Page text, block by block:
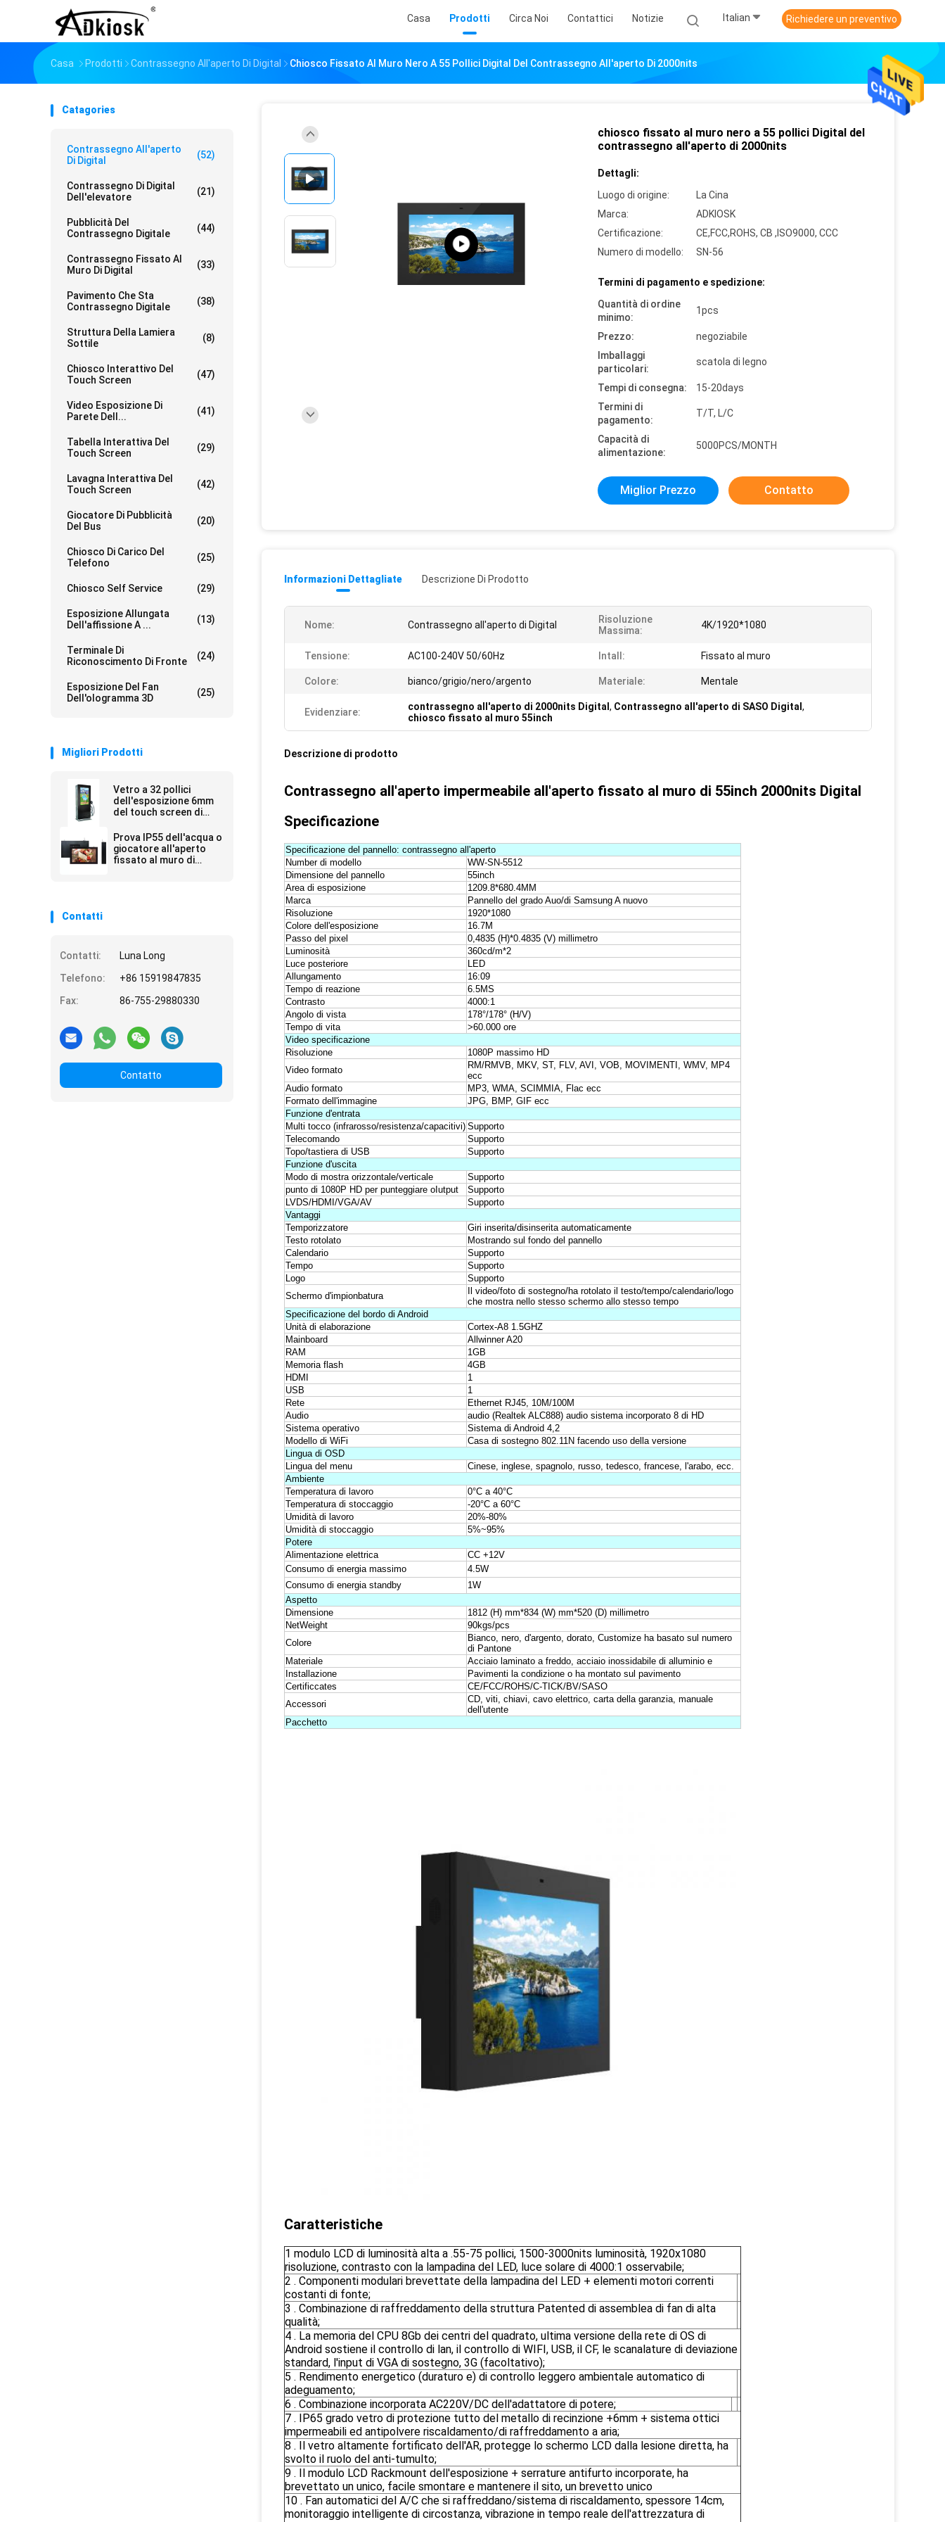
Casa Prodotti Circa Noi Contattici Notizie Italian Richiedere un preventivo
Casa Prodotti Contrassegno All'aperto Di Digital Chiosco Fissato Al Muro Nero A 55 Pollici Digital Del Contrassegno All'aperto Di 2000nits
Catagories
Contrassegno All'aperto
Di Digital
(52)
Contrassegno Di Digital
Dell'elevatore
(21)
Pubblicità Del
Contrassegno Digitale
(44)
Contrassegno Fissato Al
Muro Di Digital
(33)
Pavimento Che Sta
Contrassegno Digitale
(38)
Struttura Della Lamiera
Sottile
(8)
Chiosco Interattivo Del
Touch Screen
(47)
Video Esposizione Di
Parete Dell...
(41)
Tabella Interattiva Del
Touch Screen
(29)
Lavagna Interattiva Del
Touch Screen
(42)
Giocatore Di Pubblicità
Del Bus
(20)
Chiosco Di Carico Del
Telefono
(25)
Chiosco Self Service (29)
Esposizione Allungata
Dell'affissione A ...
(13)
Terminale Di
Riconoscimento Di Fronte
(24)
Esposizione Del Fan
Dell'ologramma 3D
(25)
Migliori Prodotti
Vetro a 32 pollici
dell'esposizione 6mm
del touch screen di
all'aperto di Digital di
potere retroilluminato
Prova IP55 dell'acqua o
giocatore all'aperto
fissato al muro di
Contatti
Contatti:
Luna Long
Telefono:
+86 15919847835
Fax:
86-755-29880330
Contatto
chiosco fissato al muro nero a 55 pollici Digital del
contrassegno all'aperto di 2000nits
Dettagli:
Luogo di origine:
La Cina
Marca:
ADKIOSK
Certificazione:
CE,FCC,ROHS, CB ,ISO9000, CCC
Numero di modello:
SN-56
Termini di pagamento e spedizione:
Quantità di ordine
minimo:
1pcs
Prezzo:
negoziabile
Imballaggi
particolari:
scatola di legno
Tempi di consegna:
15-20days
Termini di
pagamento:
T/T, L/C
Capacità di
alimentazione:
5000PCS/MONTH
Miglior Prezzo Contatto
Informazioni Dettagliate Descrizione Di Prodotto
Nome: Contrassegno all'aperto di Digital
Risoluzione
Massima:
4K/1920*1080
Tensione: AC100-240V 50/60Hz Intall: Fissato al muro
Colore: bianco/grigio/nero/argento Materiale: Mentale
Evidenziare: contrassegno all'aperto di 2000nits Digital , Contrassegno all'aperto di SASO Digital ,
chiosco fissato al muro 55inch
Descrizione di prodotto
Contrassegno all'aperto impermeabile all'aperto fissato al muro di 55inch 2000nits Digital
Specificazione
Specificazione del pannello: contrassegno all'aperto
Number di modello
WW-SN-5512
Dimensione del pannello
55inch
Area di esposizione
1209.8*680.4MM
Marca
Pannello del grado Auo/di Samsung A nuovo
Risoluzione
1920*1080
Colore dell'esposizione
16.7M
Passo del pixel
0,4835 (H)*0.4835 (V) millimetro
Luminosità
360cd/m*2
Luce posteriore
LED
Allungamento
16:09
Tempo di reazione
6.5MS
Contrasto
4000:1
Angolo di vista
178°/178° (H/V)
Tempo di vita
>60.000 ore
Video specificazione
Risoluzione
1080P massimo HD
Video formato
RM/RMVB, MKV, ST, FLV, AVI, VOB, MOVIMENTI, WMV, MP4
ecc
Audio formato
MP3, WMA, SCIMMIA, Flac ecc
Formato dell'immagine
JPG, BMP, GIF ecc
Funzione d'entrata
Multi tocco (infrarosso/resistenza/capacitivi) Supporto
Telecomando
Supporto
Topo/tastiera di USB
Supporto
Funzione d'uscita
Modo di mostra orizzontale/verticale
Supporto
punto di 1080P HD per punteggiare oIutput
Supporto
LVDS/HDMI/VGA/AV
Supporto
Vantaggi
Temporizzatore
Giri inserita/disinserita automaticamente
Testo rotolato
Mostrando sul fondo del pannello
Calendario
Supporto
Tempo
Supporto
Logo
Supporto
Schermo d'impionbatura
Il video/foto di sostegno/ha rotolato il testo/tempo/calendario/logo
che mostra nello stesso schermo allo stesso tempo
Specificazione del bordo di Android
Unità di elaborazione
Cortex-A8 1.5GHZ
Mainboard
Allwinner A20
RAM
1GB
Memoria flash
4GB
HDMI
1
USB
1
Rete
Ethernet RJ45, 10M/100M
Audio
audio (Realtek ALC888) audio sistema incorporato 8 di HD
Sistema operativo
Sistema di Android 4,2
Modello di WiFi
Casa di sostegno 802.11N facendo uso della versione
Lingua di OSD
Lingua del menu
Cinese, inglese, spagnolo, russo, tedesco, francese, l'arabo, ecc.
Ambiente
Temperatura di lavoro
0°C a 40°C
Temperatura di stoccaggio
-20°C a 60°C
Umidità di lavoro
20%-80%
Umidità di stoccaggio
5%~95%
Potere
Alimentazione elettrica
CC +12V
Consumo di energia massimo
4.5W
Consumo di energia standby
1W
Aspetto
Dimensione
1812 (H) mm*834 (W) mm*520 (D) millimetro
NetWeight
90kgs/pcs
Colore
Bianco, nero, d'argento, dorato, Customize ha basato sul numero
di Pantone
Materiale
Acciaio laminato a freddo, acciaio inossidabile di alluminio e
Installazione
Pavimenti la condizione o ha montato sul pavimento
Certificcates
CE/FCC/ROHS/C-TICK/BV/SASO
Accessori
CD, viti, chiavi, cavo elettrico, carta della garanzia, manuale
dell'utente
Pacchetto
Caratteristiche
1 modulo LCD di luminosità alta a .55-75 pollici, 1500-3000nits luminosità, 1920x1080
risoluzione, contrasto con la lampadina del LED, luce solare di 4000:1 osservabile;
2 . Componenti modulari brevettate della lampadina del LED + elementi motori correnti
costanti di fonte;
3 . Combinazione di raffreddamento della struttura Patented di assemblea di fan di alta
qualità;
4 . La memoria del CPU 8Gb dei centri del quadrato, ultima versione della rete di OS di
Android sostiene il controllo di lan, il controllo di WIFI, USB, il CF, le scanalature di deviazione
standard, l'input di VGA di sostegno, 3G (facoltativo);
5 . Rendimento energetico (duraturo e) di controllo leggero ambientale automatico di
adeguamento;
6 . Combinazione incorporata AC220V/DC dell'adattatore di potere;
7 . IP65 grado vetro di protezione tutto del metallo di recinzione +6mm + sistema ottici
impermeabili ed antipolvere riscaldamento/di raffreddamento a aria;
8 . Il vetro altamente fortificato dell'AR, protegge lo schermo LCD dalla lesione diretta, ha
svolto il ruolo del anti-tumulto;
9 . Il modulo LCD Rackmount dell'esposizione + serrature antifurto incorporate, ha
brevettato un unico, facile smontare e mantenere il sito, un brevetto unico
10 . Fan automatici del A/C che si raffreddano/sistema di riscaldamento, spessore 14cm,
monitoraggio intelligente di circostanza, vibrazione in tempo reale dell'attrezzatura di